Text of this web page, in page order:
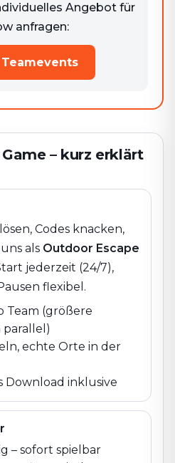
Angebot für
anfragen:
– kurz erklärt
Codes knacken,
als Outdoor Escape
jederzeit (24/7),
flexibel.
Team (größere
echte Orte in der
Download inklusive
– sofort spielbar